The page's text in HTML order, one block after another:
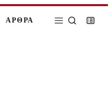
ΑΡΘΡΑ